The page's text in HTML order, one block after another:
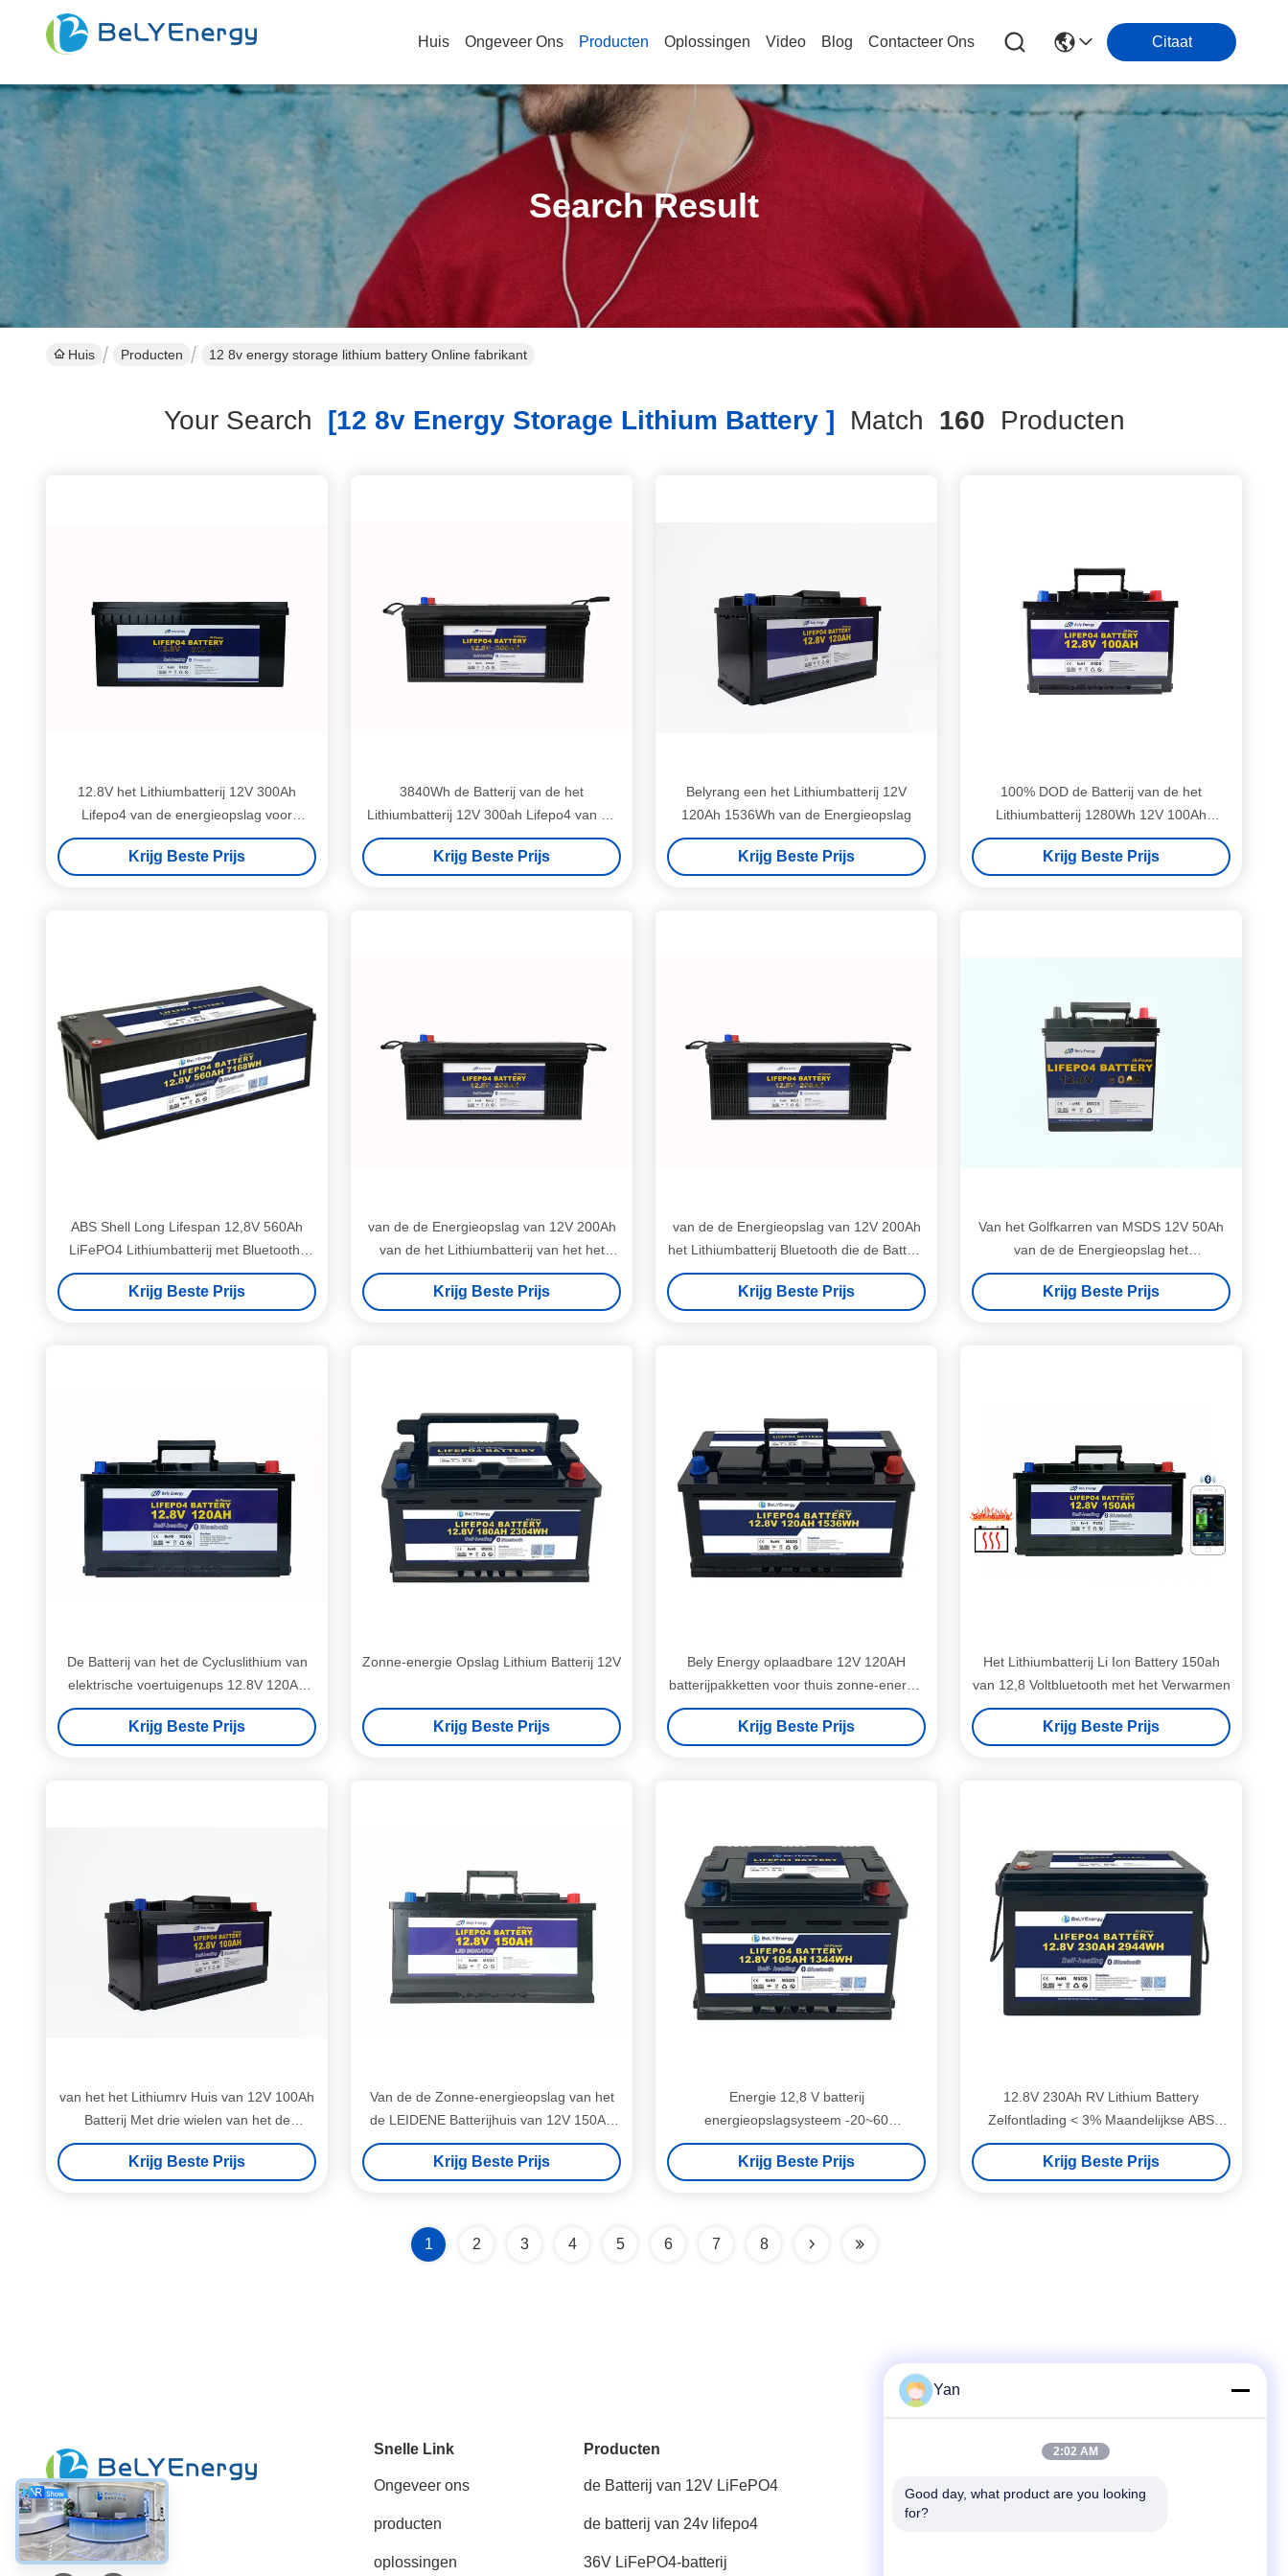
Huis Ongeveer Ons Producten Oplossingen Video Blog Contacteer Ons Citaat
Search Result
Huis Producten 12 8v energy storage lithium battery Online fabrikant
Your Search [12 8v Energy Storage Lithium Battery ] Match 160 Producten
12.8V het Lithiumbatterij 12V 300Ah
Lifepo4 van de energieopslag voor
Zonnemacht
Krijg Beste Prijs
3840Wh de Batterij van de het
Lithiumbatterij 12V 300ah Lifepo4 van de
energieopslag
Krijg Beste Prijs
Belyrang een het Lithiumbatterij 12V
120Ah 1536Wh van de Energieopslag
Krijg Beste Prijs
100% DOD de Batterij van de het
Lithiumbatterij 1280Wh 12V 100Ah
LiFePO4 van de Energieopslag
Krijg Beste Prijs
ABS Shell Long Lifespan 12,8V 560Ah
LiFePO4 Lithiumbatterij met Bluetooth-
connectiviteit
Krijg Beste Prijs
van de de Energieopslag van 12V 200Ah
van de het Lithiumbatterij van het het
Lithiumijzer de Cyclus van de het
Fosfaatlevensduur batterij
Krijg Beste Prijs
van de de Energieopslag van 12V 200Ah
het Lithiumbatterij Bluetooth die de Batterij
van het Autopedlithium verwarmen
Krijg Beste Prijs
Van het Golfkarren van MSDS 12V 50Ah
van de de Energieopslag het
Lithiumbatterij met Geleide Lamp
Krijg Beste Prijs
De Batterij van het de Cycluslithium van
elektrische voertuigenups 12.8V 120Ah
het Diepe Zonne Zelf Verwarmen
Krijg Beste Prijs
Zonne-energie Opslag Lithium Batterij 12V
Krijg Beste Prijs
Bely Energy oplaadbare 12V 120AH
batterijpakketten voor thuis zonne-energie
opslag systeem RV medisch
Krijg Beste Prijs
Het Lithiumbatterij Li Ion Battery 150ah
van 12,8 Voltbluetooth met het Verwarmen
Krijg Beste Prijs
van het het Lithiumrv Huis van 12V 100Ah
Batterij Met drie wielen van het de
Batterijen de Elektrische Lithium voor
Kampeerautobestelwagen
Krijg Beste Prijs
Van de de Zonne-energieopslag van het
de LEIDENE Batterijhuis van 12V 150Ah
LiFePo4 het Systeembatterij
Krijg Beste Prijs
Energie 12,8 V batterij
energieopslagsysteem -20~60
ontladingstemperatuurbereik
Krijg Beste Prijs
12.8V 230Ah RV Lithium Battery
Zelfontlading < 3% Maandelijkse ABS
Case
Krijg Beste Prijs
1 2 3 4 5 6 7 8
Sociale media
Snelle Link
Ongeveer ons
producten
oplossingen
Producten
de Batterij van 12V LiFePO4
de batterij van 24v lifepo4
36V LiFePO4-batterij
Tel.:
Yan
2:02 AM
Good day, what product are you looking
for?